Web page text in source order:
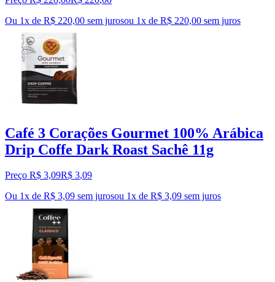
Ou 1x de R$ 220,00 sem jurosou 1x de R$ 220,00 sem juros
Café 3 Corações Gourmet 100% Arábica
Drip Coffe Dark Roast Sachê 11g
Preço R$ 3,09R$ 3,09
Ou 1x de R$ 3,09 sem jurosou 1x de R$ 3,09 sem juros